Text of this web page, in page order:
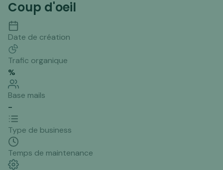
Coup d'oeil
Date de création
Trafic organique
%
Base mails
-
Type de business
Temps de maintenance